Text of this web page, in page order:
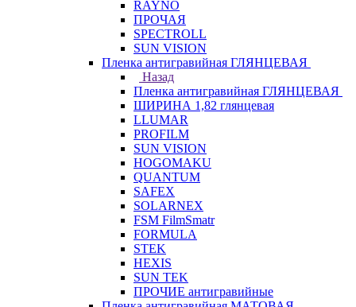
RAYNO
ПРОЧАЯ
SPECTROLL
SUN VISION
Пленка антигравийная ГЛЯНЦЕВАЯ
Назад
Пленка антигравийная ГЛЯНЦЕВАЯ
ШИРИНА 1,82 глянцевая
LLUMAR
PROFILM
SUN VISION
HOGOMAKU
QUANTUM
SAFEX
SOLARNEX
FSM FilmSmatr
FORMULA
STEK
HEXIS
SUN TEK
ПРОЧИЕ антигравийные